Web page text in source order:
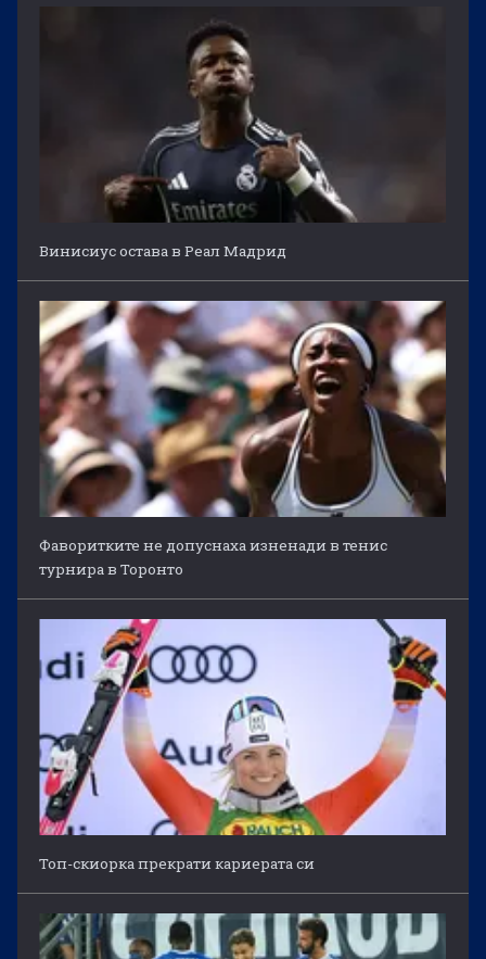
Винисиус остава в Реал Мадрид
Фаворитките не допуснаха изненади в тенис
турнира в Торонто
Топ-скиорка прекрати кариерата си